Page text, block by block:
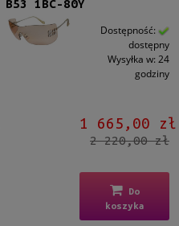
B53 1BC-80Y
Dostępność:
dostępny
Wysyłka w: 24
godziny
1 665,00 zł
2 220,00 zł
Do
koszyka